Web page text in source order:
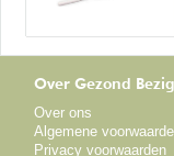
Over Gezond
Over ons
Algemene
Privacy voorwaarden